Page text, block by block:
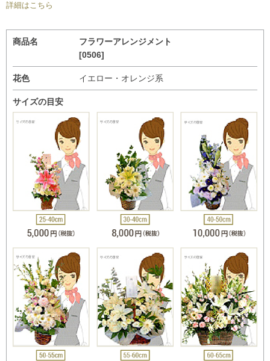
詳細はこちら
商品名
フラワーアレンジメント
[0506]
花色 イエロー・オレンジ系
サイズの目安